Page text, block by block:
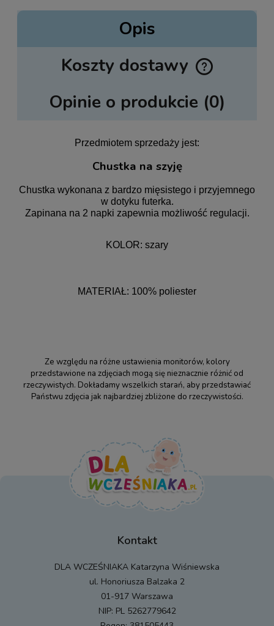
Opis
Koszty dostawy
Cena nie zawiera ewentualnych kosztów płatności
Opinie o produkcie (0)
Przedmiotem sprzedaży jest:
Chustka na szyję
Chustka wykonana z bardzo mięsistego i przyjemnego
w dotyku futerka.
Zapinana na 2 napki zapewnia możliwość regulacji.
KOLOR: szary
MATERIAŁ: 100% poliester
Ze względu na różne ustawienia monitorów, kolory
przedstawione na zdjęciach mogą się nieznacznie różnić od
rzeczywistych. Dokładamy wszelkich starań, aby przedstawiać
Państwu zdjęcia jak najbardziej zbliżone do rzeczywistości.
Kontakt
DLA WCZEŚNIAKA Katarzyna Wiśniewska
ul. Honoriusza Balzaka 2
01-917 Warszawa
NIP: PL 5262779642